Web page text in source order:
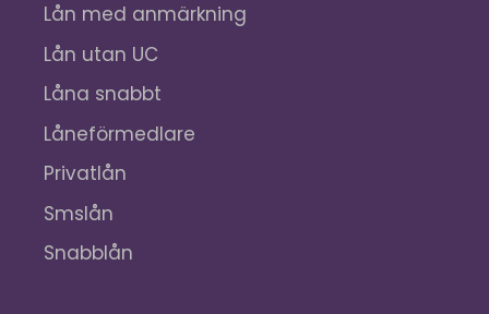
Lån med anmärkning
Lån utan UC
Låna snabbt
Låneförmedlare
Privatlån
Smslån
Snabblån